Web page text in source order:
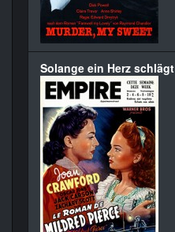
Solange ein Herz schlägt